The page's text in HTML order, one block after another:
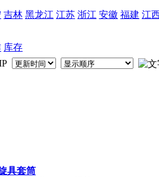
吉林 黑龙江 江苏 浙江 安徽 福建 江
库存
具套筒